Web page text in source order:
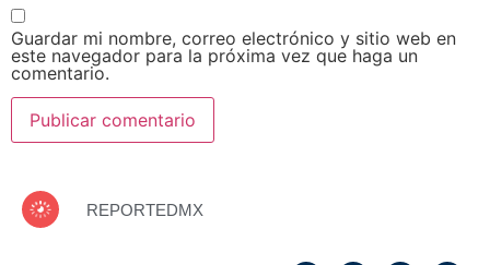
Guardar mi nombre, correo electrónico y sitio web en
este navegador para la próxima vez que haga un
comentario.
REPORTEDMX